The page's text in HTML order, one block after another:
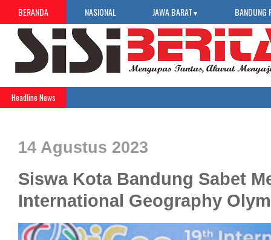
BERANDA NASIONAL JAWA BARAT ▼ BANDUNG
Headline News
14 Agustus 2023
Siswa Kota Bandung Sabet
International Geography